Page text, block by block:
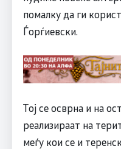
помалку да ги
Ѓорѓиевски.
Тој се осврна и на
реализираат на
меѓу кои се и